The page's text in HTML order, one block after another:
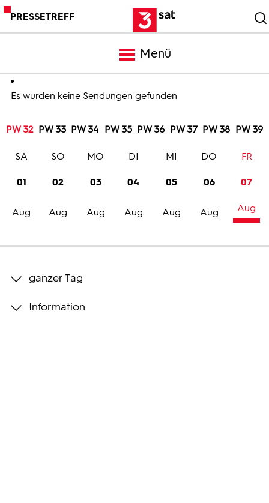
PRESSETREFF
Menü
Meldungen
Programm
Trailer
Bilder
Es wurden keine Sendungen gefunden
PW 32 PW 33 PW 34 PW 35 PW 36 PW 37 PW 38 PW 39
01
Aug
SA
02
Aug
SO
03
Aug
MO
04
Aug
DI
05
Aug
MI
06
Aug
DO
07
Aug
FR
ganzer Tag
Information